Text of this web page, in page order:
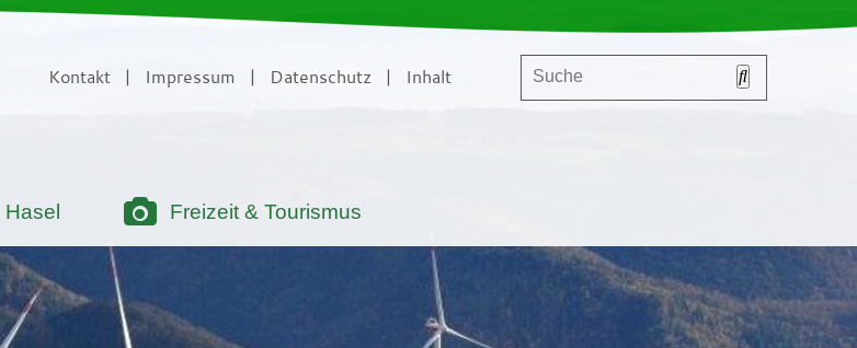
Kontakt | Impressum | Datenschutz | Inhalt
Freizeit & Tourismus